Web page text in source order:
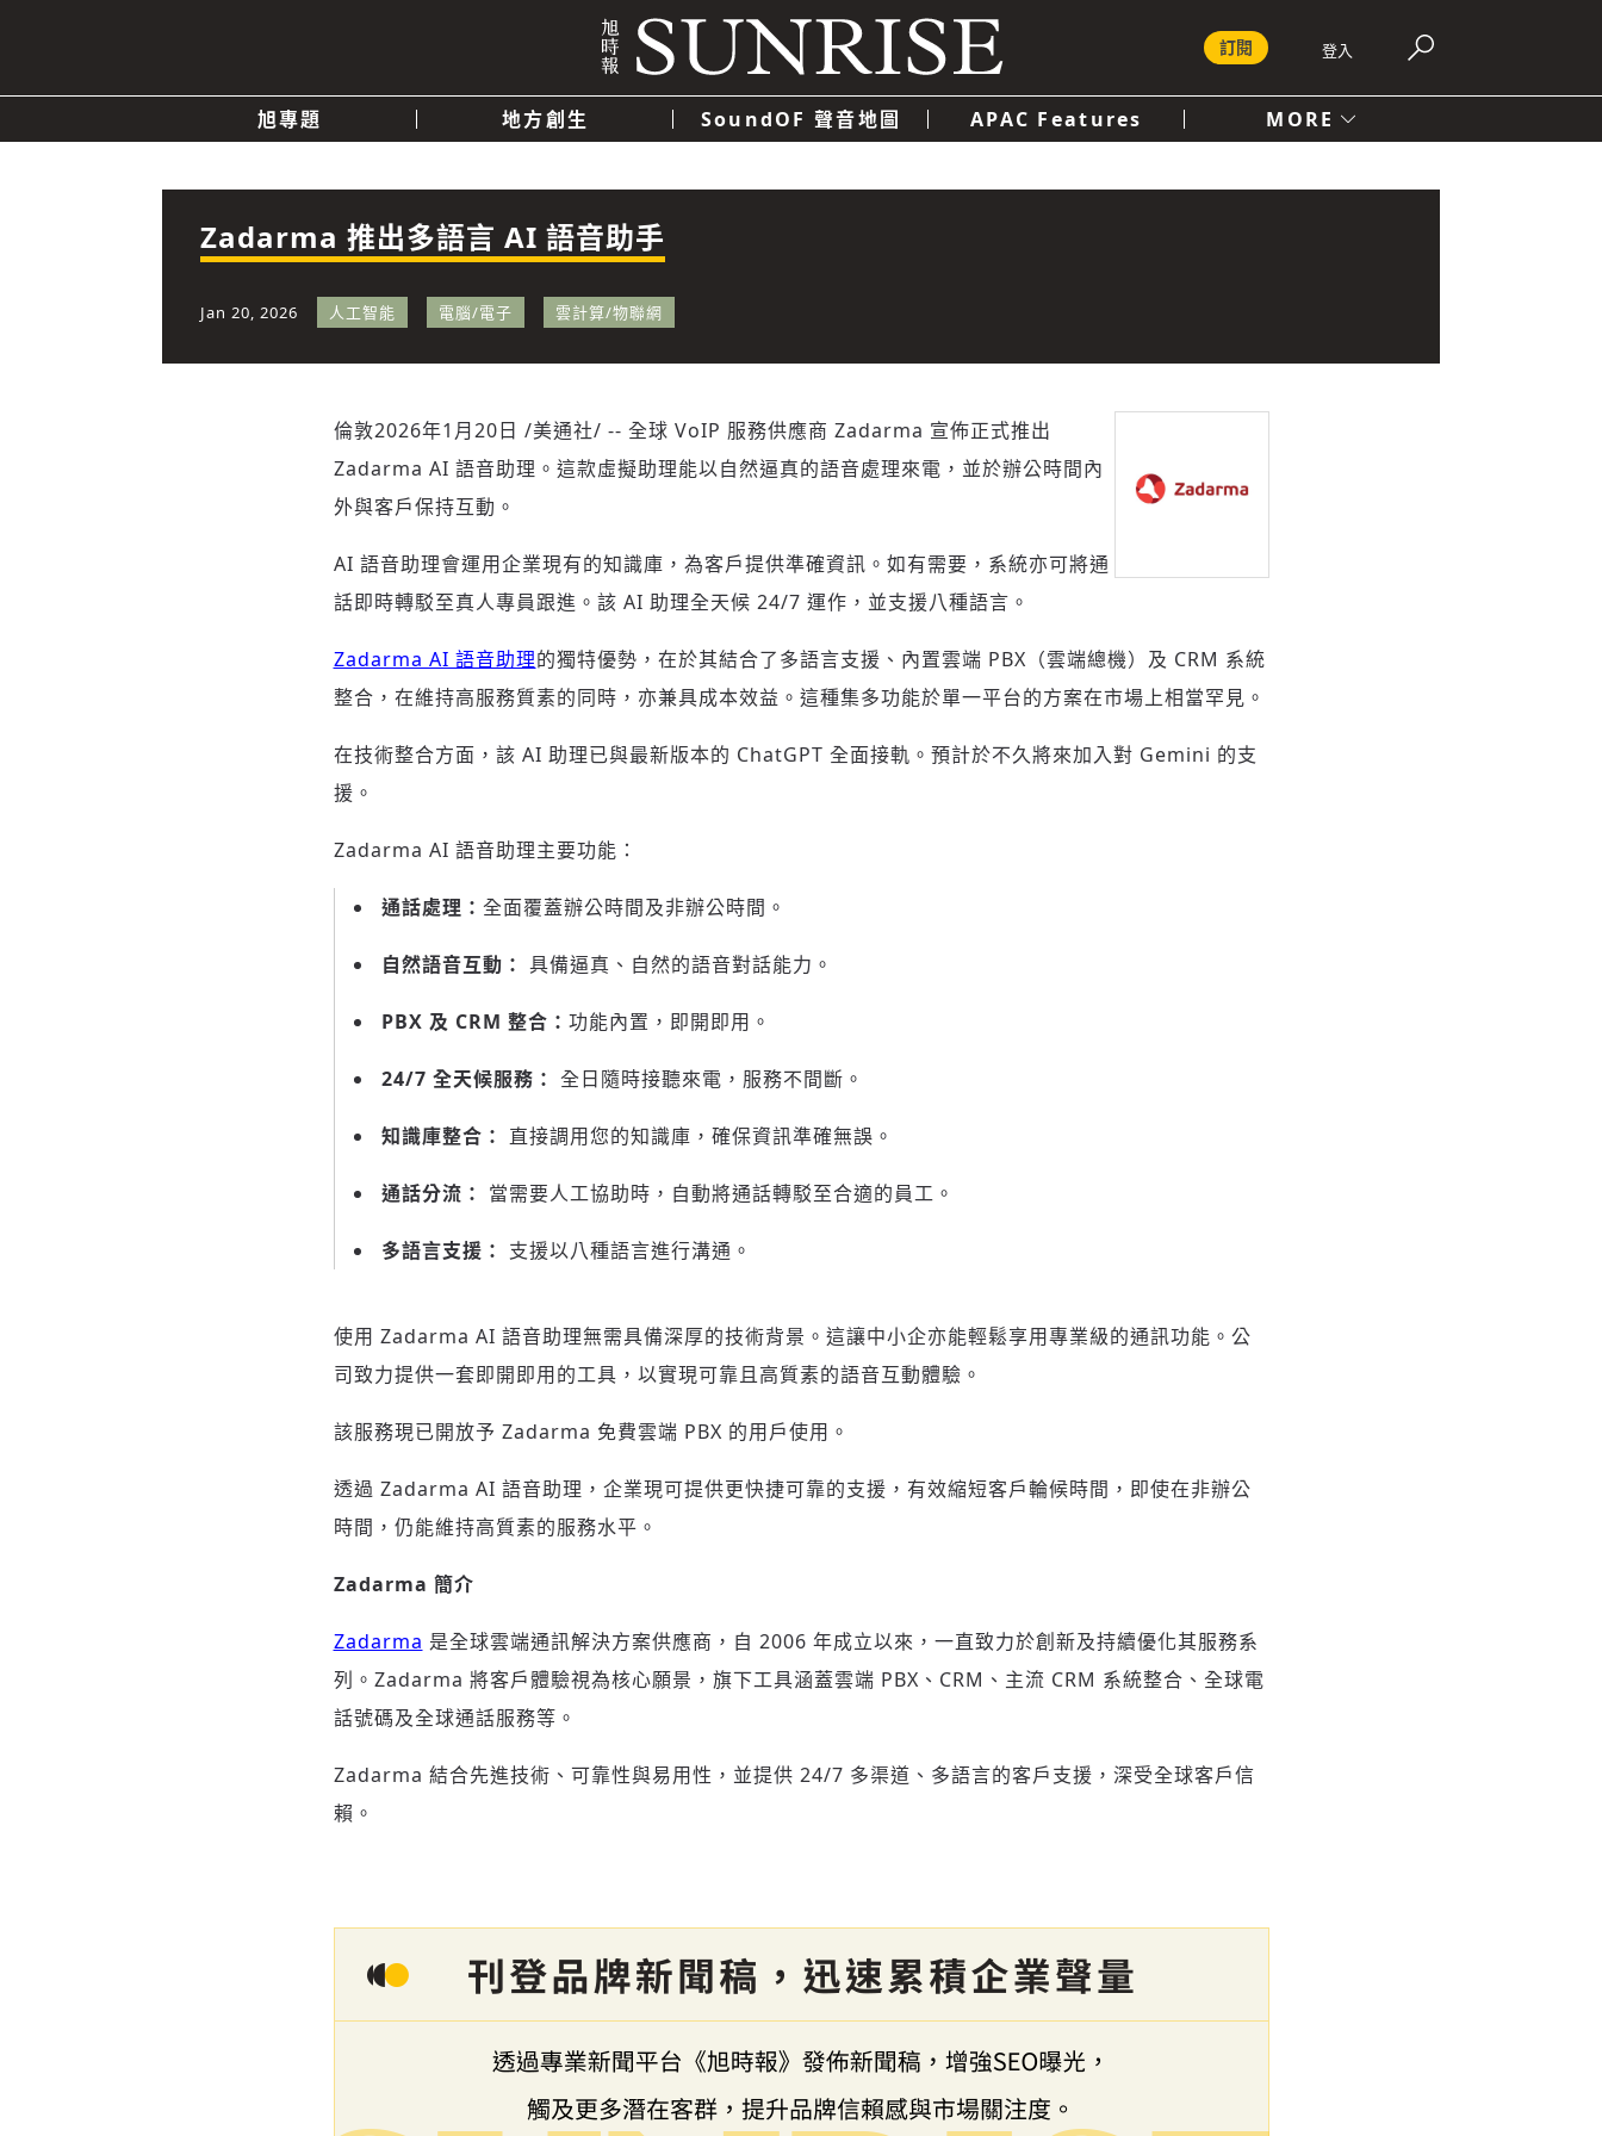
登入
訂閱
旭專題 地方創生 SoundOF 聲音地圖 APAC Features MORE
快速連結
政治 經濟
登入或註冊
歡迎您加入《旭時報》
參與下一波全球科技革命
請輸入發送到 的驗證碼
(十分鐘內有效)
驗證
Zadarma 推出多語言 AI 語音助手
Jan 20, 2026 人工智能 電腦/電子 雲計算/物聯網
倫敦2026年1月20日 /美通社/ -- 全球 VoIP 服務供應商 Zadarma 宣佈正式推出
Zadarma AI 語音助理。這款虛擬助理能以自然逼真的語音處理來電，並於辦公時間內
外與客戶保持互動。
AI 語音助理會運用企業現有的知識庫，為客戶提供準確資訊。如有需要，系統亦可將通
話即時轉駁至真人專員跟進。該 AI 助理全天候 24/7 運作，並支援八種語言。
Zadarma AI 語音助理的獨特優勢，在於其結合了多語言支援、內置雲端 PBX（雲端總機）及 CRM 系統
整合，在維持高服務質素的同時，亦兼具成本效益。這種集多功能於單一平台的方案在市場上相當罕見。
在技術整合方面，該 AI 助理已與最新版本的 ChatGPT 全面接軌。預計於不久將來加入對 Gemini 的支
援。
Zadarma AI 語音助理主要功能：
通話處理： 全面覆蓋辦公時間及非辦公時間。
自然語音互動： 具備逼真、自然的語音對話能力。
PBX 及 CRM 整合： 功能內置，即開即用。
24/7 全天候服務： 全日隨時接聽來電，服務不間斷。
知識庫整合： 直接調用您的知識庫，確保資訊準確無誤。
通話分流： 當需要人工協助時，自動將通話轉駁至合適的員工。
多語言支援： 支援以八種語言進行溝通。
使用 Zadarma AI 語音助理無需具備深厚的技術背景。這讓中小企亦能輕鬆享用專業級的通訊功能。公
司致力提供一套即開即用的工具，以實現可靠且高質素的語音互動體驗。
該服務現已開放予 Zadarma 免費雲端 PBX 的用戶使用。
透過 Zadarma AI 語音助理，企業現可提供更快捷可靠的支援，有效縮短客戶輪候時間，即使在非辦公
時間，仍能維持高質素的服務水平。
Zadarma 簡介
Zadarma 是全球雲端通訊解決方案供應商，自 2006 年成立以來，一直致力於創新及持續優化其服務系
列。Zadarma 將客戶體驗視為核心願景，旗下工具涵蓋雲端 PBX、CRM、主流 CRM 系統整合、全球電
話號碼及全球通話服務等。
Zadarma 結合先進技術、可靠性與易用性，並提供 24/7 多渠道、多語言的客戶支援，深受全球客戶信
賴。